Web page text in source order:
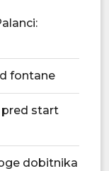
FK Jasenica
fontane
pred start
dobitnika